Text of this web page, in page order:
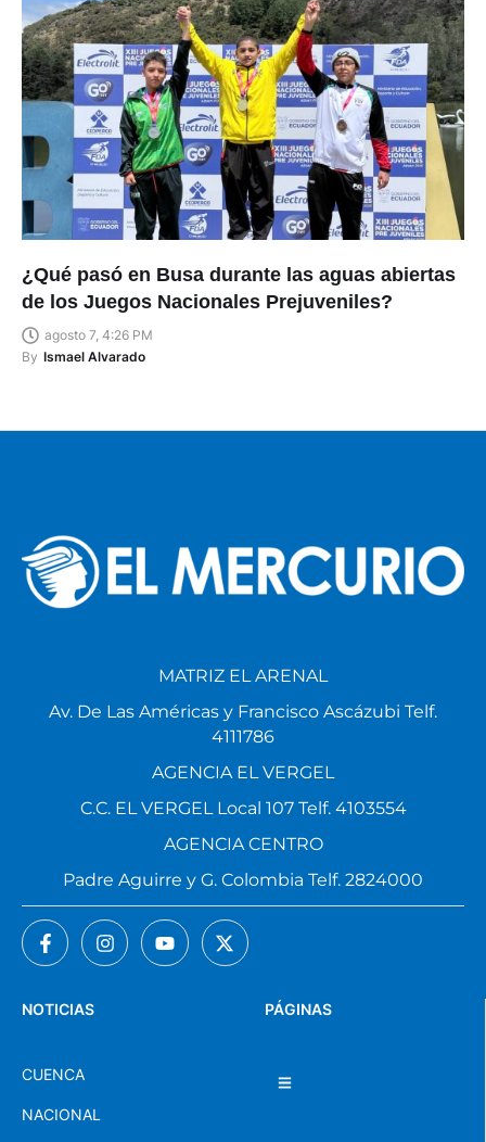
¿Qué pasó en Busa durante las aguas abiertas
de los Juegos Nacionales Prejuveniles?
agosto 7, 4:26 PM
By Ismael Alvarado
PÁGINAS
NOTICIAS
CUENCA
NACIONAL
MATRIZ EL ARENAL
Av. De Las Américas y Francisco Ascázubi Telf.
4111786
AGENCIA EL VERGEL
C.C. EL VERGEL Local 107 Telf. 4103554
AGENCIA CENTRO
Padre Aguirre y G. Colombia Telf. 2824000